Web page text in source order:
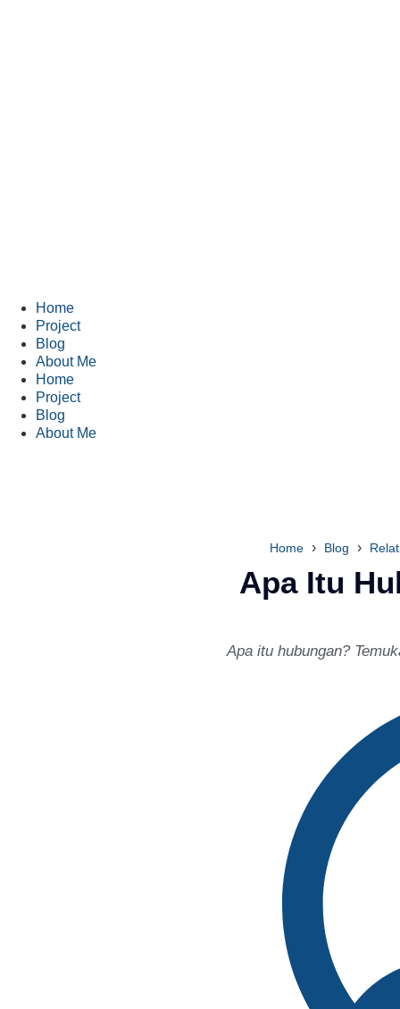
Home
Project
Blog
About Me
Home
Project
Blog
About Me
Home › Blog ›
Apa Itu
Apa itu hubungan?